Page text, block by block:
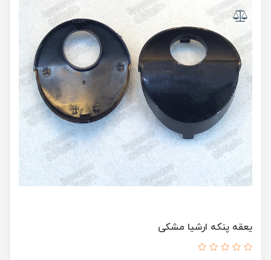
یعقه پنکه ارشیا مشکی